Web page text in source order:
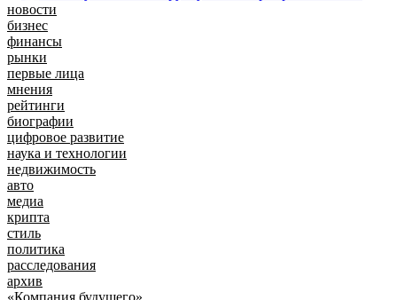
новости
бизнес
финансы
рынки
первые лица
мнения
рейтинги
биографии
цифровое развитие
наука и технологии
недвижимость
авто
медиа
крипта
стиль
политика
расследования
архив
«Компания будущего»